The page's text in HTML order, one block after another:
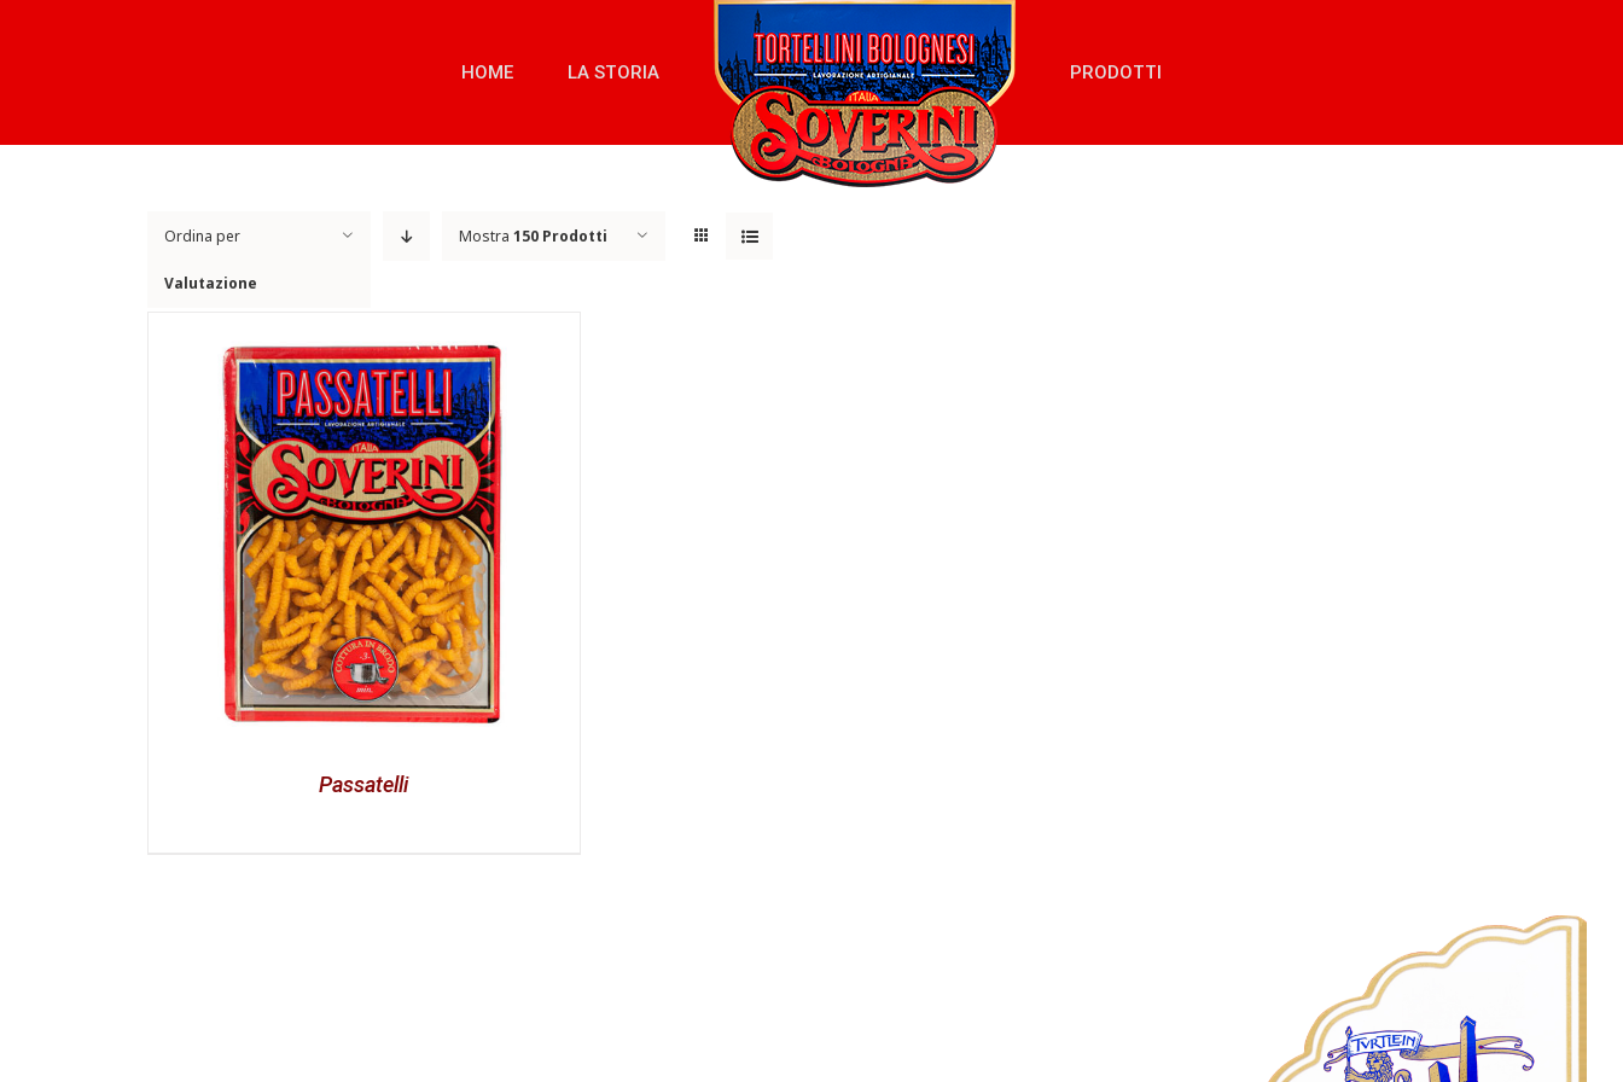
HOME LA STORIA PRODOTTI
Ordina per
Valutazione
Mostra 150 Prodotti
Passatelli